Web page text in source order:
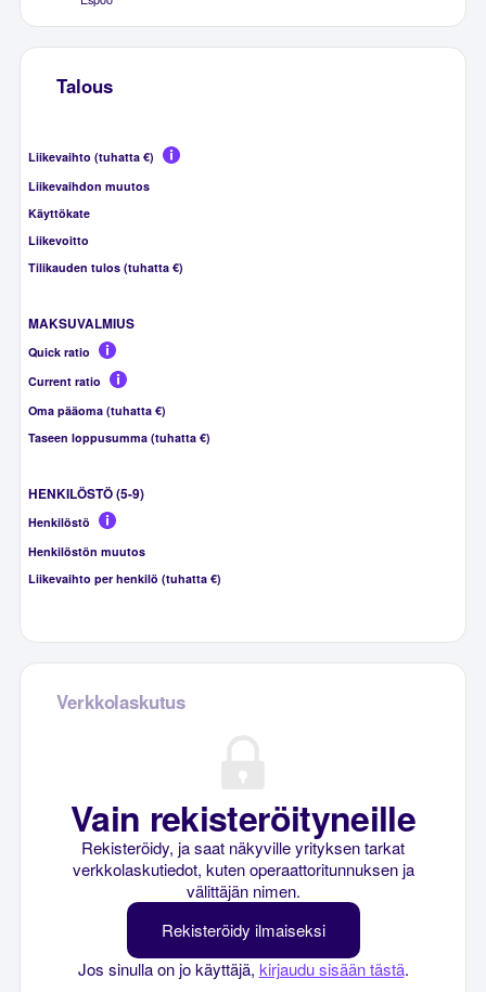
Talous
Liikevaihto (tuhatta €)
Liikevaihdon muutos
Käyttökate
Liikevoitto
Tilikauden tulos (tuhatta €)
MAKSUVALMIUS
Quick ratio
Current ratio
Oma pääoma (tuhatta €)
Taseen loppusumma (tuhatta €)
HENKILÖSTÖ (5-9)
Henkilöstö
Henkilöstön muutos
Liikevaihto per henkilö (tuhatta €)
Verkkolaskutus
Vain rekisteröityneille
Rekisteröidy, ja saat näkyville yrityksen tarkat
verkkolaskutiedot, kuten operaattoritunnuksen ja
välittäjän nimen.
Rekisteröidy ilmaiseksi
Jos sinulla on jo käyttäjä, kirjaudu sisään tästä.